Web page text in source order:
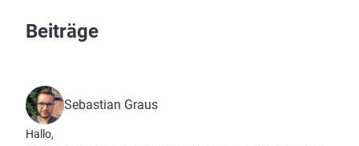
Beiträge
Sebastian Graus
Hallo,